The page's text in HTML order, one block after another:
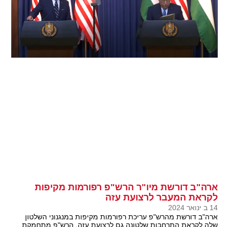
ארה"ב דורשת מיו"ר הרש"פ רפורמות מקיפות
לקראת המעבר לרצועת עזה
14 ב ינואר 2024
ארה"ב דורשת מהרש"פ עריכת רפורמות מקיפות במנגנוני השלטון
שלה לקראת התרחבות שלטונה גם לרצועת עזה. הרש"פ מתחמקת